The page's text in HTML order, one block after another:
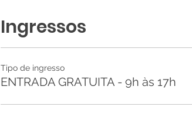
Ingressos
Tipo de ingresso
ENTRADA GRATUITA - 9h às 17h